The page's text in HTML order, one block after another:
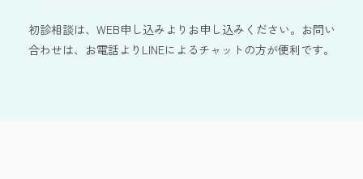
初診相談は、WEB申し込みよりお申し込みください。お問い
合わせは、お電話よりLINEによるチャットの方が便利です。